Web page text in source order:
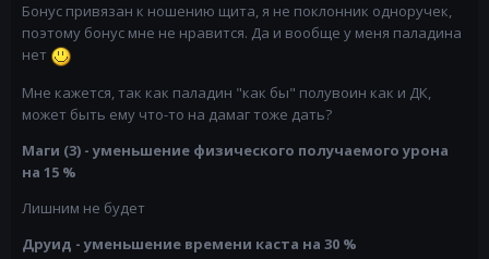
Бонус привязан к ношению щита, я не поклонник одноручек,
поэтому бонус мне не нравится. Да и вообще у меня паладина
нет
Мне кажется, так как паладин "как бы" полувоин как и ДК,
может быть ему что-то на дамаг тоже дать?
Маги (3) - уменьшение физического получаемого урона
на 15 %
Лишним не будет
Друид - уменьшение времени каста на 30 %